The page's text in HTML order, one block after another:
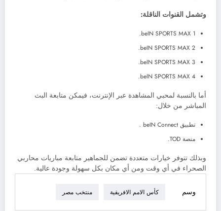
وتشمل القنوات الناقلة:
beIN SPORTS MAX 1.
beIN SPORTS MAX 2.
beIN SPORTS MAX 3.
beIN SPORTS MAX 4.
أما بالنسبة لمحبي المشاهدة عبر الإنترنت، فيمكن متابعة البث
المباشر من خلال:
تطبيق beIN Connect .
منصة TOD.
وبذلك تتوفر خيارات متعددة تضمن للجماهير متابعة مباريات محاربي
الصحراء في أي وقت ومن أي مكان بكل سهولة وجودة عالية.
وسم كأس الامم الافريقية منتخب مصر